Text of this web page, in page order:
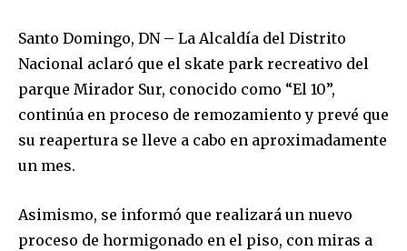
Santo Domingo, DN – La Alcaldía del Distrito
Nacional aclaró que el skate park recreativo del
parque Mirador Sur, conocido como “El 10”,
continúa en proceso de remozamiento y prevé que
su reapertura se lleve a cabo en aproximadamente
un mes.
Asimismo, se informó que realizará un nuevo
proceso de hormigonado en el piso, con miras a